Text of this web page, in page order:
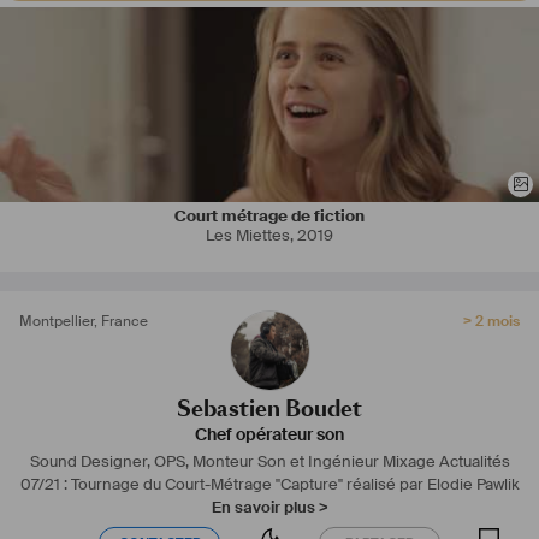
Court métrage de fiction
Les Miettes,2019
Montpellier, France > 2 mois
Sebastien Boudet
Chef opérateur son
Sound Designer, OPS, Monteur Son et Ingénieur Mixage Actualités
07/21 : Tournage du Court-Métrage "Capture" réalisé par Elodie Pawlik
En savoir plus >
Je suis motivé et ouvert à tout type de projets ! N'hésitez pas à me
contacter !
SebastienBoudet